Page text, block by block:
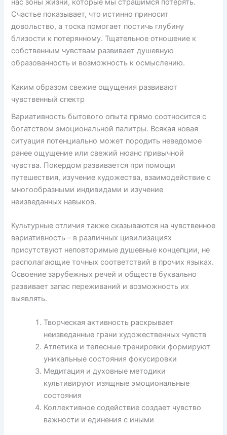
нас зоны жизни, которые мы страшимся потерять.
Счастье показывает, что истинно приносит
довольство, а тоска помогает постичь глубину
близости к потерянному. Тщательное отношение к
собственным чувствам развивает душевную
образованность и возможность к осмыслению.
Каким образом свежие ощущения развивают
чувственный спектр
Вариативность бытового опыта прямо соотносится с
богатством эмоциональной палитры. Всякая новая
ситуация потенциально может породить неведомое
ранее ощущение или свежий нюанс привычной
чувства. Покердом развивается при помощи
путешествия, изучение художества, взаимодействие с
многообразными индивидами и изучение
неизведанных навыков.
Культурные отличия также сказываются на чувственное
вариативность – в различных цивилизациях
присутствуют неповторимые душевные концепции, не
располагающие точных соответствий в прочих языках.
Освоение зарубежных речей и обществ буквально
развивает запас переживаний и возможность их
выявлять.
Творческая активность раскрывает
неизведанные грани художественных чувств
Атлетика и телесные тренировки формируют
уникальные состояния фокусировки
Медитация и духовные методики
культивируют изящные эмоциональные
состояния
Коллективное содействие создает чувство
важности и единения с иными